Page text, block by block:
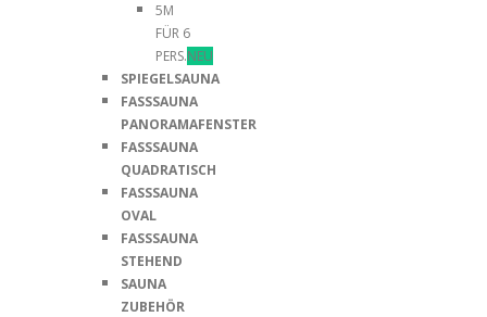
5M
FÜR 6
PERS.NEU
SPIEGELSAUNA
FASSSAUNA
PANORAMAFENSTER
FASSSAUNA
QUADRATISCH
FASSSAUNA
OVAL
FASSSAUNA
STEHEND
SAUNA
ZUBEHÖR